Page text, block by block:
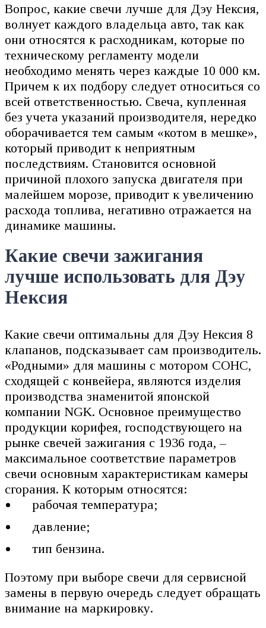
Вопрос, какие свечи лучше для Дэу Нексия,
волнует каждого владельца авто, так как
они относятся к расходникам, которые по
техническому регламенту модели
необходимо менять через каждые 10 000 км.
Причем к их подбору следует относиться со
всей ответственностью. Свеча, купленная
без учета указаний производителя, нередко
оборачивается тем самым «котом в мешке»,
который приводит к неприятным
последствиям. Становится основной
причиной плохого запуска двигателя при
малейшем морозе, приводит к увеличению
расхода топлива, негативно отражается на
динамике машины.
Какие свечи зажигания
лучше использовать для Дэу
Нексия
Какие свечи оптимальны для Дэу Нексия 8
клапанов, подсказывает сам производитель.
«Родными» для машины с мотором СОНС,
сходящей с конвейера, являются изделия
производства знаменитой японской
компании NGK. Основное преимущество
продукции корифея, господствующего на
рынке свечей зажигания с 1936 года, –
максимальное соответствие параметров
свечи основным характеристикам камеры
сгорания. К которым относятся:
рабочая температура;
давление;
тип бензина.
Поэтому при выборе свечи для сервисной
замены в первую очередь следует обращать
внимание на маркировку.